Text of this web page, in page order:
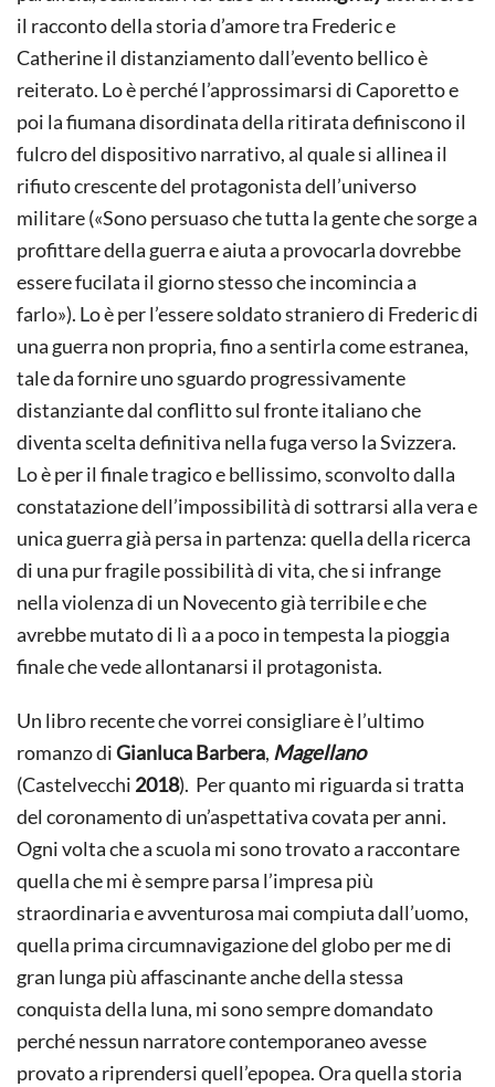
il racconto della storia d’amore tra Frederic e
Catherine il distanziamento dall’evento bellico è
reiterato. Lo è perché l’approssimarsi di Caporetto e
poi la fiumana disordinata della ritirata definiscono il
fulcro del dispositivo narrativo, al quale si allinea il
rifiuto crescente del protagonista dell’universo
militare («Sono persuaso che tutta la gente che sorge a
profittare della guerra e aiuta a provocarla dovrebbe
essere fucilata il giorno stesso che incomincia a
farlo»). Lo è per l’essere soldato straniero di Frederic di
una guerra non propria, fino a sentirla come estranea,
tale da fornire uno sguardo progressivamente
distanziante dal conflitto sul fronte italiano che
diventa scelta definitiva nella fuga verso la Svizzera.
Lo è per il finale tragico e bellissimo, sconvolto dalla
constatazione dell’impossibilità di sottrarsi alla vera e
unica guerra già persa in partenza: quella della ricerca
di una pur fragile possibilità di vita, che si infrange
nella violenza di un Novecento già terribile e che
avrebbe mutato di lì a a poco in tempesta la pioggia
finale che vede allontanarsi il protagonista.
Un libro recente che vorrei consigliare è l’ultimo
romanzo diGianluca Barbera, Magellano
(Castelvecchi 2018). Per quanto mi riguarda si tratta
del coronamento di un’aspettativa covata per anni.
Ogni volta che a scuola mi sono trovato a raccontare
quella che mi è sempre parsa l’impresa più
straordinaria e avventurosa mai compiuta dall’uomo,
quella prima circumnavigazione del globo per me di
gran lunga più affascinante anche della stessa
conquista della luna, mi sono sempre domandato
perché nessun narratore contemporaneo avesse
provato a riprendersi quell’epopea. Ora quella storia